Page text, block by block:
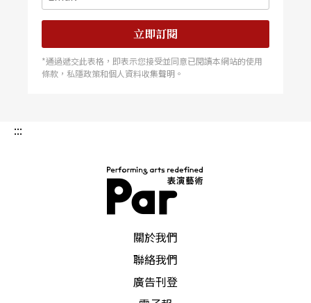
立即訂閱
*通過遞交此表格，即表示您接受並同意已閱讀本網站的使用
條款，私隱政策和個人資料收集聲明。
:::
關於我們
聯絡我們
廣告刊登